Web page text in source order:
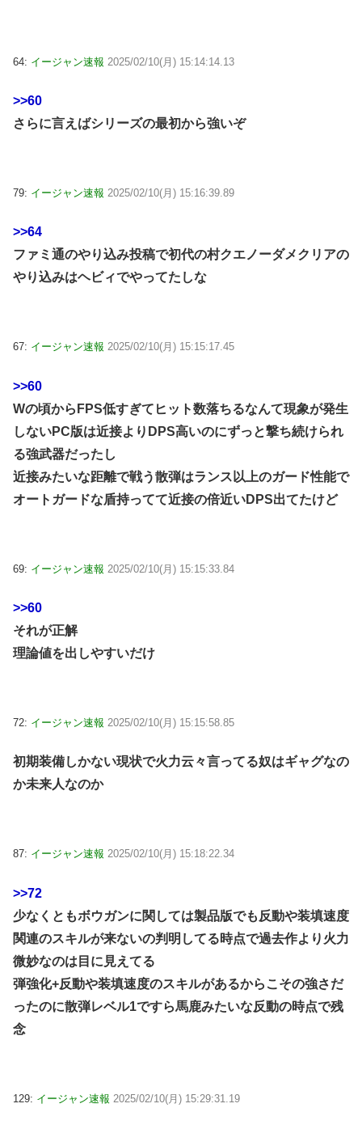
64: イージャン速報 2025/02/10(月) 15:14:14.13
>>60
さらに言えばシリーズの最初から強いぞ
79: イージャン速報 2025/02/10(月) 15:16:39.89
>>64
ファミ通のやり込み投稿で初代の村クエノーダメクリアの
やり込みはヘビィでやってたしな
67: イージャン速報 2025/02/10(月) 15:15:17.45
>>60
Wの頃からFPS低すぎてヒット数落ちるなんて現象が発生
しないPC版は近接よりDPS高いのにずっと撃ち続けられ
る強武器だったし
近接みたいな距離で戦う散弾はランス以上のガード性能で
オートガードな盾持ってて近接の倍近いDPS出てたけど
69: イージャン速報 2025/02/10(月) 15:15:33.84
>>60
それが正解
理論値を出しやすいだけ
72: イージャン速報 2025/02/10(月) 15:15:58.85
初期装備しかない現状で火力云々言ってる奴はギャグなの
か未来人なのか
87: イージャン速報 2025/02/10(月) 15:18:22.34
>>72
少なくともボウガンに関しては製品版でも反動や装填速度
関連のスキルが来ないの判明してる時点で過去作より火力
微妙なのは目に見えてる
弾強化+反動や装填速度のスキルがあるからこその強さだ
ったのに散弾レベル1ですら馬鹿みたいな反動の時点で残
念
129: イージャン速報 2025/02/10(月) 15:29:31.19